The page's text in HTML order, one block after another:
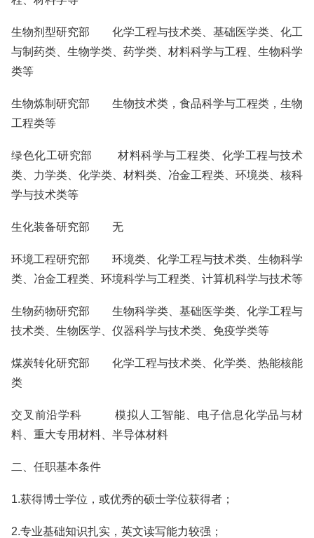
生物剂型研究部 化学工程与技术类、基础医学类、化工
与制药类、生物学类、药学类、材料科学与工程、生物科学
类等
生物炼制研究部 生物技术类，食品科学与工程类，生物
工程类等
绿色化工研究部 材料科学与工程类、化学工程与技术
类、力学类、化学类、材料类、冶金工程类、环境类、核科
学与技术类等
生化装备研究部 无
环境工程研究部 环境类、化学工程与技术类、生物科学
类、冶金工程类、环境科学与工程类、计算机科学与技术等
生物药物研究部 生物科学类、基础医学类、化学工程与
技术类、生物医学、仪器科学与技术类、免疫学类等
煤炭转化研究部 化学工程与技术类、化学类、热能核能
类
交叉前沿学科 模拟人工智能、电子信息化学品与材
料、重大专用材料、半导体材料
二、任职基本条件
1.获得博士学位，或优秀的硕士学位获得者；
2.专业基础知识扎实，英文读写能力较强；